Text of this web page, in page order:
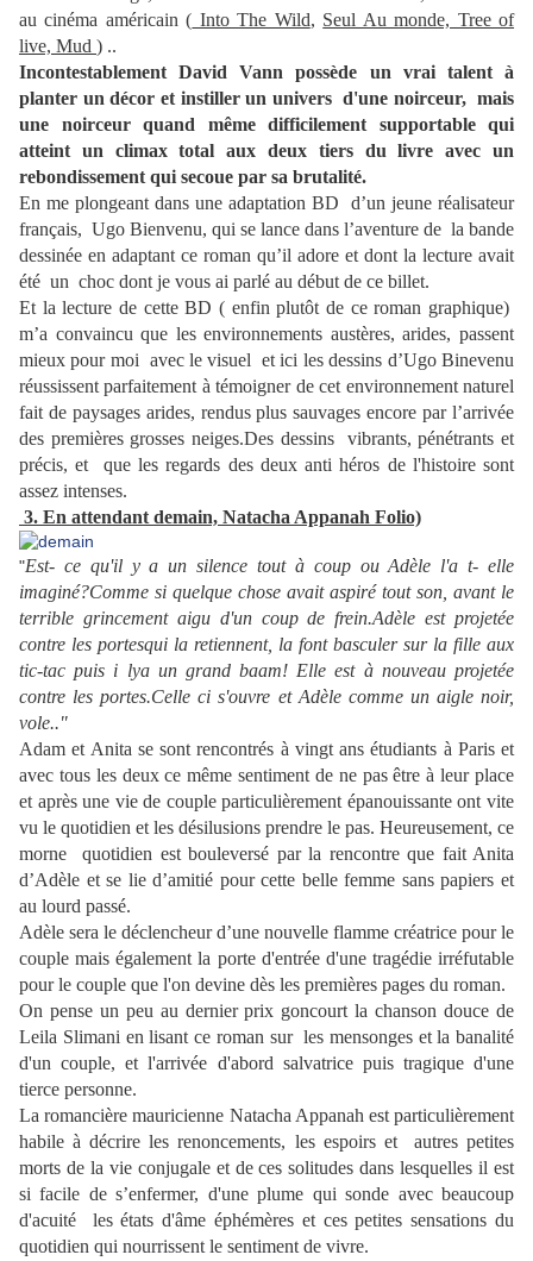
au cinéma américain ( Into The Wild, Seul Au monde, Tree of
live, Mud ) ..
Incontestablement David Vann possède un vrai talent à
planter un décor et instiller un univers d'une noirceur, mais
une noirceur quand même difficilement supportable qui
atteint un climax total aux deux tiers du livre avec un
rebondissement qui secoue par sa brutalité.
En me plongeant dans une adaptation BD d’un jeune réalisateur
français, Ugo Bienvenu, qui se lance dans l’aventure de la bande
dessinée en adaptant ce roman qu’il adore et dont la lecture avait
été un choc dont je vous ai parlé au début de ce billet.
Et la lecture de cette BD ( enfin plutôt de ce roman graphique)
m’a convaincu que les environnements austères, arides, passent
mieux pour moi avec le visuel et ici les dessins d’Ugo Binevenu
réussissent parfaitement à témoigner de cet environnement naturel
fait de paysages arides, rendus plus sauvages encore par l’arrivée
des premières grosses neiges.Des dessins vibrants, pénétrants et
précis, et que les regards des deux anti héros de l'histoire sont
assez intenses.
3. En attendant demain, Natacha Appanah Folio)
"Est- ce qu'il y a un silence tout à coup ou Adèle l'a t- elle
imaginé?Comme si quelque chose avait aspiré tout son, avant le
terrible grincement aigu d'un coup de frein.Adèle est projetée
contre les portesqui la retiennent, la font basculer sur la fille aux
tic-tac puis i lya un grand baam! Elle est à nouveau projetée
contre les portes.Celle ci s'ouvre et Adèle comme un aigle noir,
vole.."
Adam et Anita se sont rencontrés à vingt ans étudiants à Paris et
avec tous les deux ce même sentiment de ne pas être à leur place
et après une vie de couple particulièrement épanouissante ont vite
vu le quotidien et les désilusions prendre le pas. Heureusement, ce
morne quotidien est bouleversé par la rencontre que fait Anita
d’Adèle et se lie d’amitié pour cette belle femme sans papiers et
au lourd passé.
Adèle sera le déclencheur d’une nouvelle flamme créatrice pour le
couple mais également la porte d'entrée d'une tragédie irréfutable
pour le couple que l'on devine dès les premières pages du roman.
On pense un peu au dernier prix goncourt la chanson douce de
Leila Slimani en lisant ce roman sur les mensonges et la banalité
d'un couple, et l'arrivée d'abord salvatrice puis tragique d'une
tierce personne.
La romancière mauricienne Natacha Appanah est particulièrement
habile à décrire les renoncements, les espoirs et autres petites
morts de la vie conjugale et de ces solitudes dans lesquelles il est
si facile de s’enfermer, d'une plume qui sonde avec beaucoup
d'acuité les états d'âme éphémères et ces petites sensations du
quotidien qui nourrissent le sentiment de vivre.